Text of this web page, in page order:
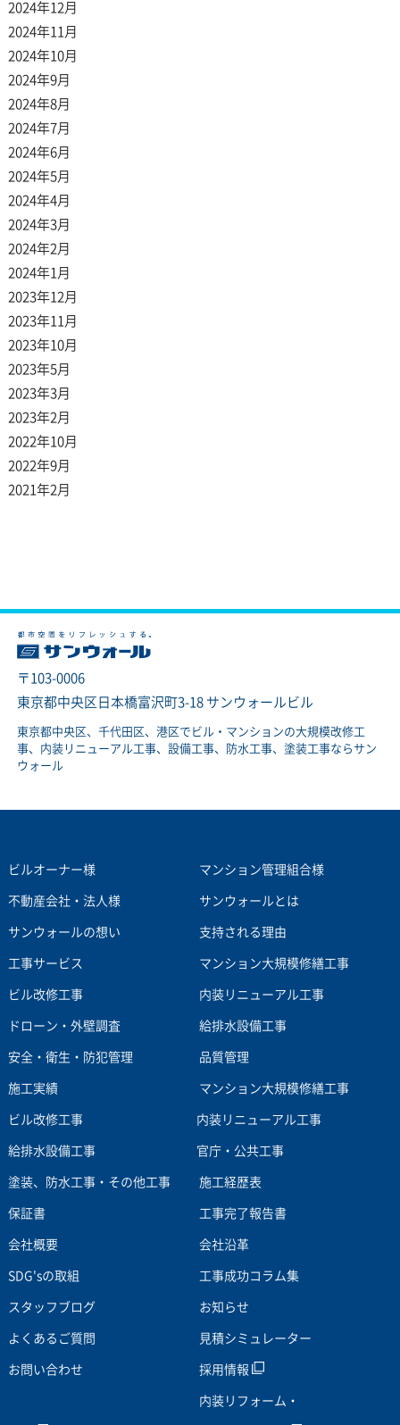
2024年12月
2024年11月
2024年10月
2024年9月
2024年8月
2024年7月
2024年6月
2024年5月
2024年4月
2024年3月
2024年2月
2024年1月
2023年12月
2023年11月
2023年10月
2023年5月
2023年3月
2023年2月
2022年10月
2022年9月
2021年2月
〒103-0006
東京都中央区日本橋富沢町3-18 サンウォールビル
東京都中央区、千代田区、港区でビル・マンションの大規模改修工
事、内装リニューアル工事、設備工事、防水工事、塗装工事ならサン
ウォール
ビルオーナー様 マンション管理組合様
不動産会社・法人様 サンウォールとは
サンウォールの想い 支持される理由
工事サービス マンション大規模修繕工事
ビル改修工事 内装リニューアル工事
ドローン・外壁調査 給排水設備工事
安全・衛生・防犯管理 品質管理
施工実績 マンション大規模修繕工事
ビル改修工事 内装リニューアル工事
給排水設備工事 官庁・公共工事
塗装、防水工事・その他工事 施工経歴表
保証書 工事完了報告書
会社概要 会社沿革
SDG'sの取組 工事成功コラム集
スタッフブログ お知らせ
よくあるご質問 見積シミュレーター
お問い合わせ 採用情報
内装リフォーム・